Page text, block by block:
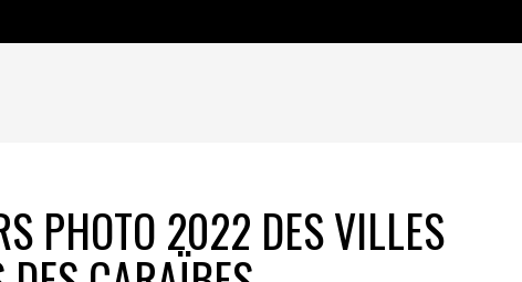
PHOTO 2022 DES VILLES